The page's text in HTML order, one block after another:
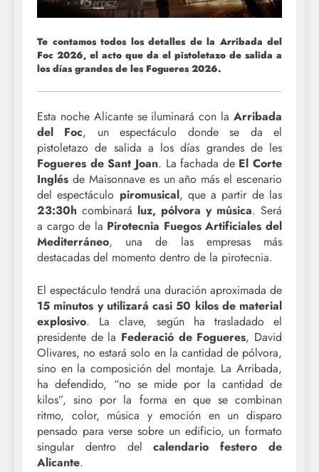
Te contamos todos los detalles de la Arribada del
Foc 2026, el acto que da el pistoletazo de salida a
los días grandes de les Fogueres 2026.
Esta noche Alicante se iluminará con la Arribada
del Foc, un espectáculo donde se da el
pistoletazo de salida a los días grandes de les
Fogueres de Sant Joan. La fachada de El Corte
Inglés de Maisonnave es un año más el escenario
del espectáculo piromusical, que a partir de las
23:30h combinará luz, pólvora y música. Será
a cargo de la Pirotecnia Fuegos Artificiales del
Mediterráneo, una de las empresas más
destacadas del momento dentro de la pirotecnia.
El espectáculo tendrá una duración aproximada de
15 minutos y utilizará casi 50 kilos de material
explosivo. La clave, según ha trasladado el
presidente de la Federació de Fogueres, David
Olivares, no estará solo en la cantidad de pólvora,
sino en la composición del montaje. La Arribada,
ha defendido, “no se mide por la cantidad de
kilos”, sino por la forma en que se combinan
ritmo, color, música y emoción en un disparo
pensado para verse sobre un edificio, un formato
singular dentro del calendario festero de
Alicante.